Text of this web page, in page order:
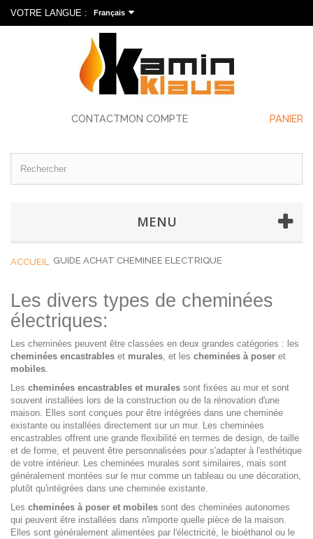
VOTRE LANGUE : Français
CONTACTMON COMPTE PANIER
MENU
ACCUEIL GUIDE ACHAT CHEMINEE ELECTRIQUE
Les divers types de cheminées
électriques:
Les cheminées peuvent être classées en deux grandes catégories : les
cheminées encastrables et murales, et les cheminées à poser et
mobiles.
Les cheminées encastrables et murales sont fixées au mur et sont
souvent installées lors de la construction ou de la rénovation d'une
maison. Elles sont conçues pour être intégrées dans une cheminée
existante ou installées directement sur un mur. Les cheminées
encastrables offrent une grande flexibilité en termes de design, de taille
et de forme, et peuvent être personnalisées pour s'adapter à l'esthétique
de votre intérieur. Les cheminées murales sont similaires, mais sont
généralement montées sur le mur comme un tableau ou une décoration,
plutôt qu'intégrées dans une cheminée existante.
Les cheminées à poser et mobiles sont des cheminées autonomes
qui peuvent être installées dans n'importe quelle pièce de la maison.
Elles sont généralement alimentées par l'électricité, le bioéthanol ou le